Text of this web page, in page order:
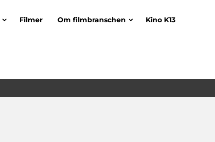
Filmer Om filmbranschen
Kino K13